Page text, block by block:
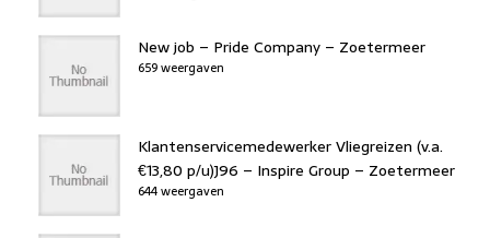
New job – Pride Company – Zoetermeer
659 weergaven
Klantenservicemedewerker Vliegreizen (v.a.
€13,80 p/u)J96 – Inspire Group – Zoetermeer
644 weergaven